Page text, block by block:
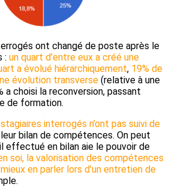
ont changé de poste après le
: un quart d’entre eux a créé une
a évolué hiérarchiquement, 19% de
évolution transverse (relative à une
a choisi la reconversion, passant
de formation.
interrogés n’ont pas suivi de
leur bilan de compétences. On peut
effectué en bilan aie le pouvoir de
soi, la valorisation des compétences
en parler lors d’un entretien de